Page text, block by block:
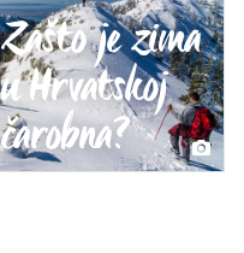
Zašto je zima
u Hrvatskoj
čarobna?